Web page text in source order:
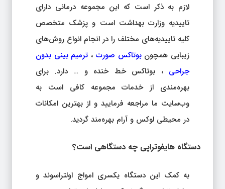
لازم به ذکر است که این مجموعه درمانی دارای
تاییدیه وزارت بهداشت است و پزشک متخصص
کلیه تاییدیه‌های مختلف را در انجام انواع روش‌های
زیبایی همچونبوتاکس صورت ، ترمیم بینی بدون
جراحی، بوتاکس خط خنده و … دارد. برای
بهره‌مندی از خدمات مجموعه کافی است به
وب‌سایت ما مراجعه فرمایید و از بهترین امکانات
در محیطی لوکس و آرام بهره‌مند گردید.
دستگاه هایفوتراپی چه دستگاهی است؟
به کمک این دستگاه یکسری امواج اولتراسوند و